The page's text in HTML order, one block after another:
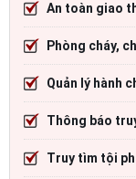
An toàn giao
Phòng cháy,
Quản lý hành
Thông báo
Truy tìm tội